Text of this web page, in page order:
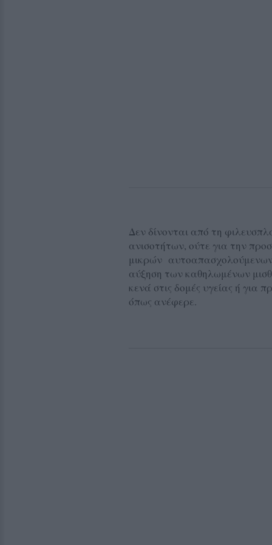
Δεν δίνονται από τη
ανισοτήτων, ούτε για την
μικρών
αύξηση των καθηλωμένων
κενά στις δομές υγείας ή για
όπως ανέφερε.